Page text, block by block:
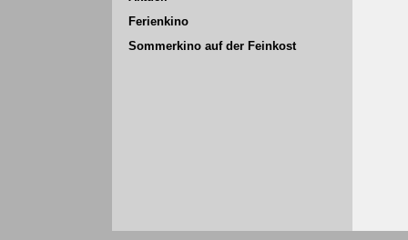
Ferienkino
Sommerkino auf der Feinkost